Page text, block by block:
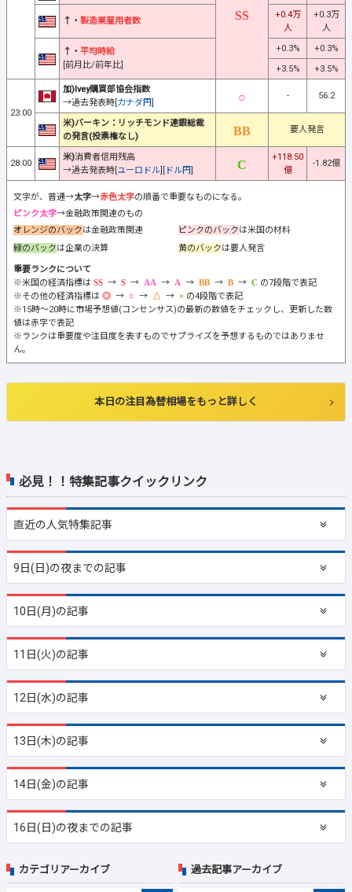
必見！！特集記事クイックリンク
直近の人気特集記事
9日(日)の夜までの記事
10日(月)の記事
11日(火)の記事
12日(水)の記事
13日(木)の記事
14日(金)の記事
16日(日)の夜までの記事
↑・ 製造業雇用者数
+0.4万
人
+0.3万
人
↑・ 平均時給
[前月比/前年比]
+0.3%
+0.3%
+3.5%
+3.5%
23:00
加)Ivey購買部協会指数
→過去発表時[カナダ円]
- 56.2
米)バーキン：リッチモンド連銀総裁
の発言(投票権なし)
要人発言
28:00
米)消費者信用残高
→過去発表時[ユーロドル][ ドル円]
+118.50
億
-1.82億
文字が、普通→太字→赤色太字の順番で重要なものになる。
ピンク太字→金融政策関連のもの
オレンジのバックは金融政策関連 ピンクのバックは米国の材料
緑のバックは企業の決算 黄のバックは要人発言
重要ランクについて
※米国の経済指標は
→ → → → → →
の7段階で表記
※その他の経済指標は
→ → →
の4段階で表記
※15時～20時に市場予想値(コンセンサス)の最新の数値をチェックし、更新した数
値は赤字で表記
※ランクは重要度や注目度を表すものでサプライズを予想するものではありませ
ん。
本日の注目為替相場をもっと詳しく
カテゴリアーカイブ 過去記事アーカイブ